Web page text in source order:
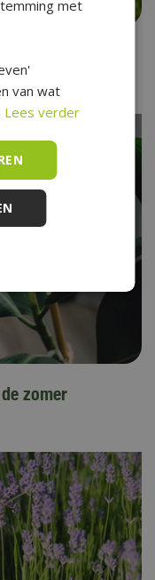
zomer
met
van wat
Lees verder